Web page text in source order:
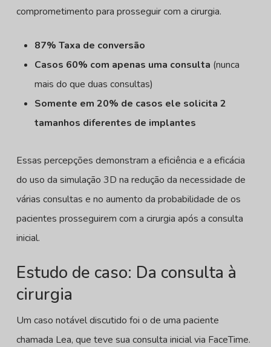
comprometimento para prosseguir com a cirurgia.
87% Taxa de conversão
Casos 60% com apenas uma consulta (nunca
mais do que duas consultas)
Somente em 20% de casos ele solicita 2
tamanhos diferentes de implantes
Essas percepções demonstram a eficiência e a eficácia
do uso da simulação 3D na redução da necessidade de
várias consultas e no aumento da probabilidade de os
pacientes prosseguirem com a cirurgia após a consulta
inicial.
Estudo de caso: Da consulta à
cirurgia
Um caso notável discutido foi o de uma paciente
chamada Lea, que teve sua consulta inicial via FaceTime.